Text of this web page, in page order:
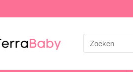
Search
for: